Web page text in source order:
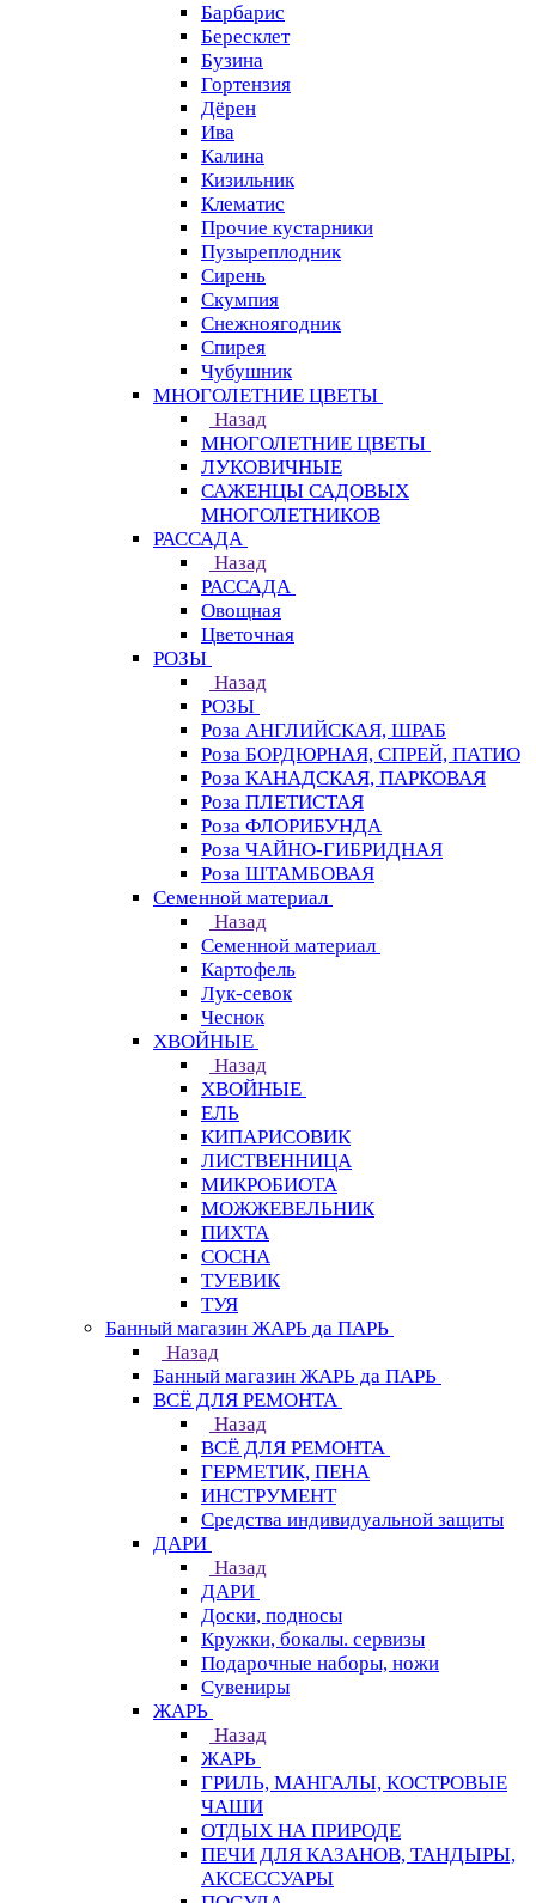
Барбарис
Бересклет
Бузина
Гортензия
Дёрен
Ива
Калина
Кизильник
Клематис
Прочие кустарники
Пузыреплодник
Сирень
Скумпия
Снежноягодник
Спирея
Чубушник
МНОГОЛЕТНИЕ ЦВЕТЫ
Назад
МНОГОЛЕТНИЕ ЦВЕТЫ
ЛУКОВИЧНЫЕ
САЖЕНЦЫ САДОВЫХ
МНОГОЛЕТНИКОВ
РАССАДА
Назад
РАССАДА
Овощная
Цветочная
РОЗЫ
Назад
РОЗЫ
Роза АНГЛИЙСКАЯ, ШРАБ
Роза БОРДЮРНАЯ, СПРЕЙ, ПАТИО
Роза КАНАДСКАЯ, ПАРКОВАЯ
Роза ПЛЕТИСТАЯ
Роза ФЛОРИБУНДА
Роза ЧАЙНО-ГИБРИДНАЯ
Роза ШТАМБОВАЯ
Семенной материал
Назад
Семенной материал
Картофель
Лук-севок
Чеснок
ХВОЙНЫЕ
Назад
ХВОЙНЫЕ
ЕЛЬ
КИПАРИСОВИК
ЛИСТВЕННИЦА
МИКРОБИОТА
МОЖЖЕВЕЛЬНИК
ПИХТА
СОСНА
ТУЕВИК
ТУЯ
Банный магазин ЖАРЬ да ПАРЬ
Назад
Банный магазин ЖАРЬ да ПАРЬ
ВСЁ ДЛЯ РЕМОНТА
Назад
ВСЁ ДЛЯ РЕМОНТА
ГЕРМЕТИК, ПЕНА
ИНСТРУМЕНТ
Средства индивидуальной защиты
ДАРИ
Назад
ДАРИ
Доски, подносы
Кружки, бокалы. сервизы
Подарочные наборы, ножи
Сувениры
ЖАРЬ
Назад
ЖАРЬ
ГРИЛЬ, МАНГАЛЫ, КОСТРОВЫЕ
ЧАШИ
ОТДЫХ НА ПРИРОДЕ
ПЕЧИ ДЛЯ КАЗАНОВ, ТАНДЫРЫ,
АКСЕССУАРЫ